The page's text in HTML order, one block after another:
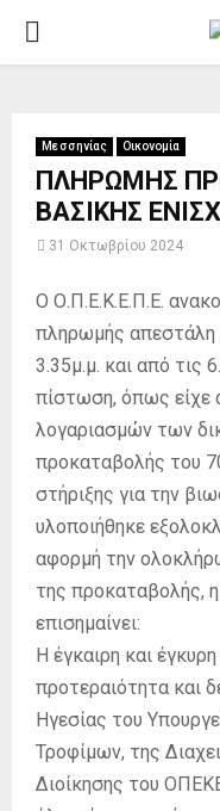
P
M
A
R
Y
M
E
N
U
Μεσσηνίας Οικονομία
ΠΛΗΡΩΜΗΣ
ΒΑΣΙΚΗΣ
31 Οκτωβρίου 2024
Ο Ο.Π.Ε.Κ.Ε.Π.Ε.
πληρωμής απεστάλη
3.35μ.μ. και από τις
πίστωση, όπως είχε
λογαριασμών των
προκαταβολής του
στήριξης για την
υλοποιήθηκε
αφορμή την
της προκαταβολής,
επισημαίνει:
Η έγκαιρη και
προτεραιότητα και
Ηγεσίας του
Τροφίμων, της
Διοίκησης του